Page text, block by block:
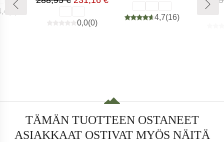
)
0,0(0)
4,7(16)
TÄMÄN TUOTTEEN OSTANEET
ASIAKKAAT OSTIVAT MYÖS NÄITÄ